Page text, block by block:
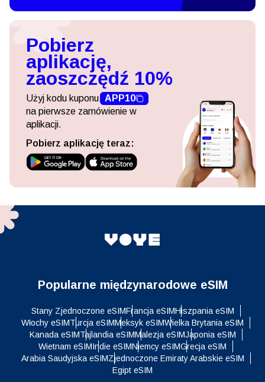
Pobierz
aplikację,
zaoszczędź 10%
Użyj kodu kuponu APP10
na pierwsze zamówienie w
aplikacji.
Pobierz aplikację teraz:
Popularne międzynarodowe eSIM
Stany Zjednoczone eSIMFrancja eSIMHiszpania eSIM
Włochy eSIMTurcja eSIMMeksyk eSIMWielka Brytania eSIM
Kanada eSIMTajlandia eSIMMalezja eSIMJaponia eSIM
Wietnam eSIMIndie eSIMNiemcy eSIMGrecja eSIM
Arabia Saudyjska eSIMZjednoczone Emiraty Arabskie eSIM
Egipt eSIM